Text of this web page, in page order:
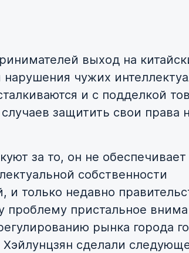
выход на
чужих
и с подделкой
защитить свои права
за то, он не обеспечивает
собственности
и только недавно
проблему пристальное
рынка города
сделали